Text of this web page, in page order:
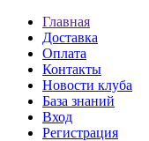
Главная
Доставка
Оплата
Контакты
Новости клуба
База знаний
Вход
Регистрация